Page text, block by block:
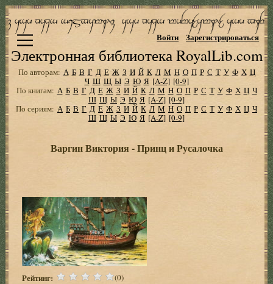
Электронная библиотека RoyalLib.com
Войти Зарегистрироваться
По авторам: А Б В Г Д Е Ж З И Й К Л М Н О П Р С Т У Ф Х Ц
Ч Ш Щ Ы Э Ю Я [A-Z] [0-9]
По книгам: А Б В Г Д Е Ж З И Й К Л М Н О П Р С Т У Ф Х Ц Ч
Ш Щ Ы Э Ю Я [A-Z] [0-9]
По сериям: А Б В Г Д Е Ж З И Й К Л М Н О П Р С Т У Ф Х Ц Ч
Ш Щ Ы Э Ю Я [A-Z] [0-9]
Варгин Виктория - Принц и Русалочка
Рейтинг: (0)